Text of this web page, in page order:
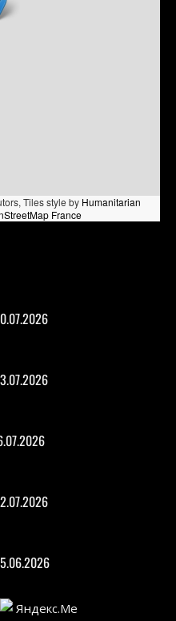
Tiles style by Humanitarian
France